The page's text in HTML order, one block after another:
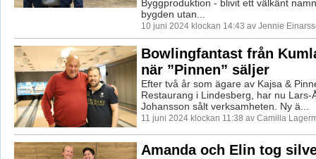
Byggproduktion - blivit ett välkänt
bygden utan...
10 juni 2024 klockan 14:43 av Jennie
Bowlingfantast från
när ”Pinnen” säljer
Efter två år som ägare av Kajsa &
Restaurang i Lindesberg, har nu Lars-
Johansson sålt verksamheten. Ny ä...
11 juni 2024 klockan 11:38 av Camilla
Amanda och Elin tog